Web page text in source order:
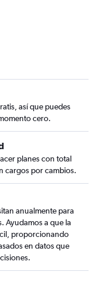
así que puedes
cero.
planes con total
cargos por cambios.
anualmente para
Ayudamos a que la
proporcionando
en datos que